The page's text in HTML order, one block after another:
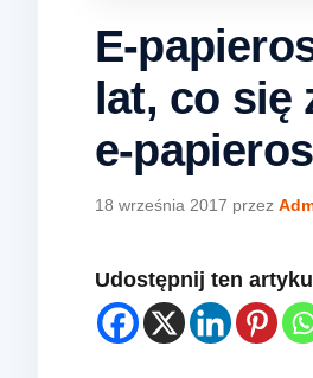
E-
lat, co się
e-
18 września 2017 przez
Udostępnij ten